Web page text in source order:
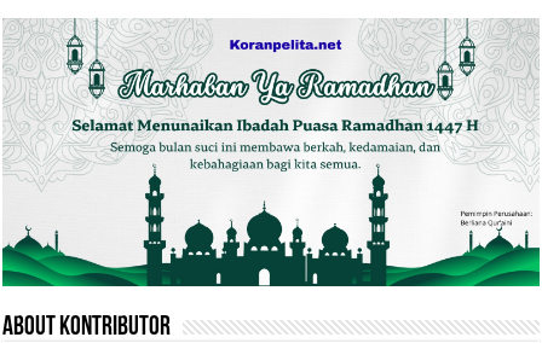
About Kontributor